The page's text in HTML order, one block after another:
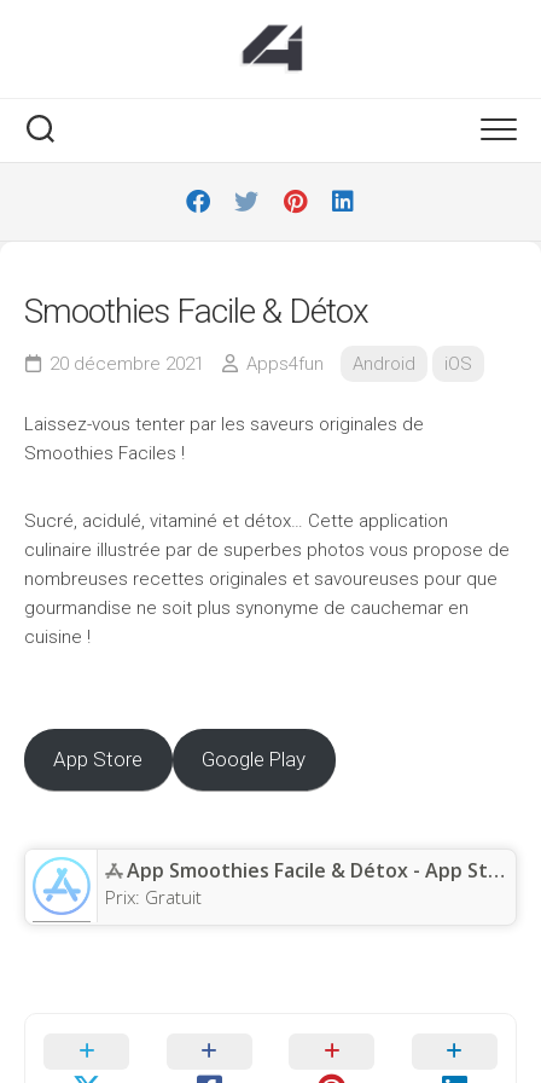
Smoothies Facile & Détox
20 décembre 2021 Apps4fun Android iOS
Laissez-vous tenter par les saveurs originales de
Smoothies Faciles !
Sucré, acidulé, vitaminé et détox… Cette application
culinaire illustrée par de superbes photos vous propose de
nombreuses recettes originales et savoureuses pour que
gourmandise ne soit plus synonyme de cauchemar en
cuisine !
App Store Google Play
App Smoothies Facile & Détox - App Store
Prix: Gratuit